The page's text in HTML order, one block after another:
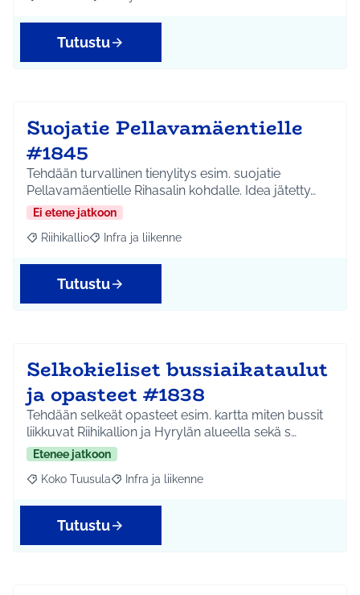
Tutustu
Suojatie Pellavamäentielle
#1845
Tehdään turvallinen tienylitys esim. suojatie
Pellavamäentielle Rihasalin kohdalle. Idea jätetty…
Ei etene jatkoon
Rajaa tulokset aihepiirin mukaan: Riihikallio
Riihikallio Rajaa tulokset teeman mukaan: Infra ja liikenne
Infra ja liikenne
Tutustu
Selkokieliset bussiaikataulut
ja opasteet #1838
Tehdään selkeät opasteet esim. kartta miten bussit
liikkuvat Riihikallion ja Hyrylän alueella sekä s…
Etenee jatkoon
Rajaa tulokset aihepiirin mukaan: Koko Tuusula
Koko Tuusula Rajaa tulokset teeman mukaan: Infra ja liikenne
Infra ja liikenne
Tutustu